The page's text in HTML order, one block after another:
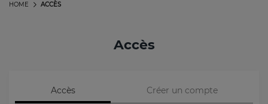
ACCÈS
HOME
Accès
Accès Créer un compte